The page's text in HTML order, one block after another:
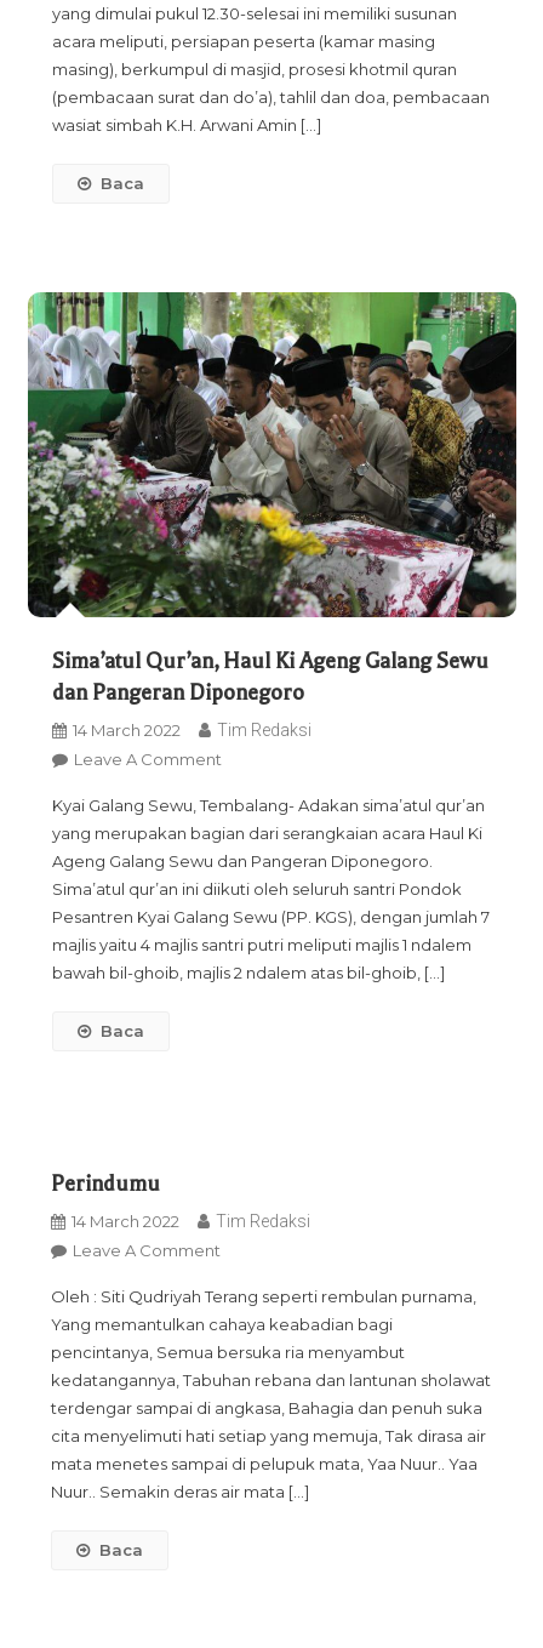
Putri
Ponpes.
Kyai
Galang
Sewu
yang dimulai pukul 12.30-selesai ini memiliki susunan
acara meliputi, persiapan peserta (kamar masing
masing), berkumpul di masjid, prosesi khotmil quran
(pembacaan surat dan do’a), tahlil dan doa, pembacaan
wasiat simbah K.H. Arwani Amin […]
Baca
Sima’atul Qur’an, Haul Ki Ageng Galang Sewu
dan Pangeran Diponegoro
14 March 2022
Tim Redaksi
Leave A CommentOn
Qur’an,
Haul
Ki
Ageng
Galang
Sewu
Dan
Kyai Galang Sewu, Tembalang- Adakan sima’atul qur’an
yang merupakan bagian dari serangkaian acara Haul Ki
Ageng Galang Sewu dan Pangeran Diponegoro.
Sima’atul qur’an ini diikuti oleh seluruh santri Pondok
Pesantren Kyai Galang Sewu (PP. KGS), dengan jumlah 7
majlis yaitu 4 majlis santri putri meliputi majlis 1 ndalem
bawah bil-ghoib, majlis 2 ndalem atas bil-ghoib, […]
Baca
Perindumu
14 March 2022
Tim Redaksi
Leave A Comment
Oleh : Siti Qudriyah Terang seperti rembulan purnama,
Yang memantulkan cahaya keabadian bagi
pencintanya, Semua bersuka ria menyambut
kedatangannya, Tabuhan rebana dan lantunan sholawat
terdengar sampai di angkasa, Bahagia dan penuh suka
cita menyelimuti hati setiap yang memuja, Tak dirasa air
mata menetes sampai di pelupuk mata, Yaa Nuur.. Yaa
Nuur.. Semakin deras air mata […]
Baca